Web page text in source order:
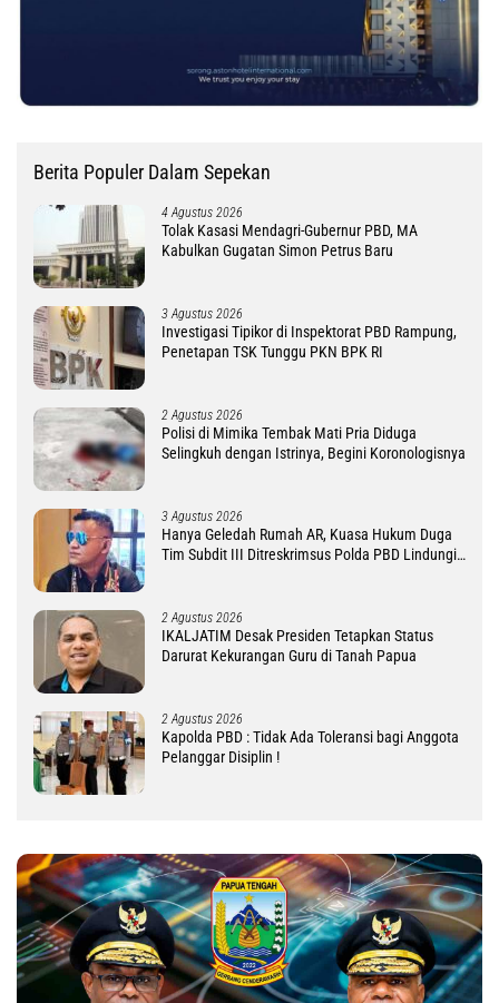
Berita Populer Dalam Sepekan
4 Agustus 2026
Tolak Kasasi Mendagri-Gubernur PBD, MA
Kabulkan Gugatan Simon Petrus Baru
3 Agustus 2026
Investigasi Tipikor di Inspektorat PBD Rampung,
Penetapan TSK Tunggu PKN BPK RI
2 Agustus 2026
Polisi di Mimika Tembak Mati Pria Diduga
Selingkuh dengan Istrinya, Begini Koronologisnya
3 Agustus 2026
Hanya Geledah Rumah AR, Kuasa Hukum Duga
Tim Subdit III Ditreskrimsus Polda PBD Lindungi
2 Agustus 2026
IKALJATIM Desak Presiden Tetapkan Status
Darurat Kekurangan Guru di Tanah Papua
2 Agustus 2026
Kapolda PBD : Tidak Ada Toleransi bagi Anggota
Pelanggar Disiplin !